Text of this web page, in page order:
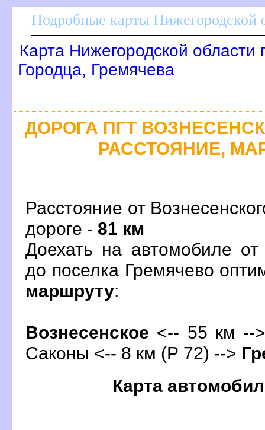
Подробные карты Нижегородской
Карта Нижегородской области
Городца, Гремячева
ДОРОГА ПГТ
РАССТОЯНИЕ,
Расстояние от
дороге - 81 км
Доехать на автомобиле от
до поселка Гремячево
маршруту:
ознесенское <-- 55 км --
Саконы <-- 8 км (Р 72) -->
Карта